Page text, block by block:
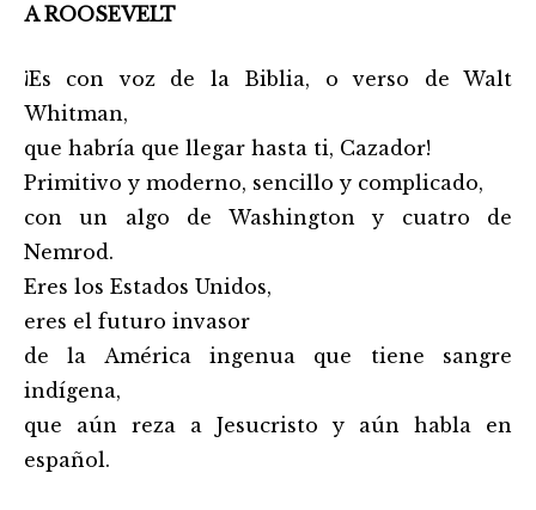
A ROOSEVELT
¡Es con voz de la Biblia, o verso de Walt
Whitman,
que habría que llegar hasta ti, Cazador!
Primitivo y moderno, sencillo y complicado,
con un algo de Washington y cuatro de
Nemrod.
Eres los Estados Unidos,
eres el futuro invasor
de la América ingenua que tiene sangre
indígena,
que aún reza a Jesucristo y aún habla en
español.